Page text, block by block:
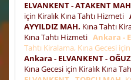
ELVANKENT - ATAKENT
için Kiralık Kına Tahtı Hizmeti
AYYILDIZ MAH. Kına Tahtı
Kına Tahtı Hizmeti Ankara -
Tahtı Kiralama, Kına Gecesi
Ankara - ELVANKENT -
Kına Gecesi için Kiralık Kına